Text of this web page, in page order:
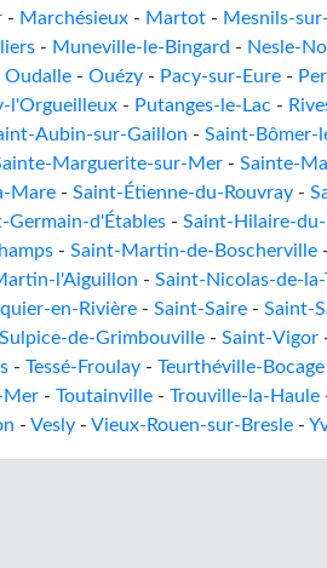
- Marchésieux - Martot - Mesnils-
- Muneville-le-Bingard - Nesle-
Oudalle - Ouézy - Pacy-sur-Eure -
l'Orgueilleux - Putanges-le-Lac -
Aubin-sur-Gaillon - Saint-Bômer-
Marguerite-sur-Mer - Sainte-
Mare - Saint-Étienne-du-Rouvray -
Germain-d'Étables - Saint-Hilaire-
- Saint-Martin-de-Boscherville -
l'Aiguillon - Saint-Nicolas-de-la-
en-Rivière - Saint-Saire - Saint-
de-Grimbouville - Saint-Vigor
- Tessé-Froulay - Teurthéville-Bocage
Mer - Toutainville - Trouville-la-Haule
- Vesly - Vieux-Rouen-sur-Bresle -